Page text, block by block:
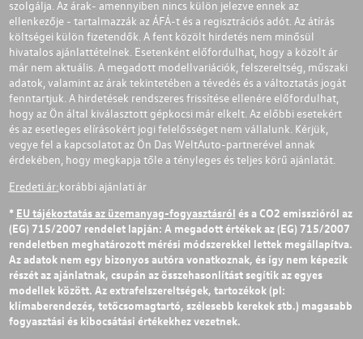
szolgálja. Az árak- amennyiben nincs külön jelezve ennek az
ellenkezője - tartalmazzák az ÁFÁ-t és a regisztrációs adót. Az átírás
költségei külön fizetendők. A fent közölt hirdetés nem minősül
hivatalos ajánlattételnek. Esetenként előfordulhat, hogy a közölt ár
már nem aktuális. A megadott modellvariációk, felszereltség, műszaki
adatok, valamint az árak tekintetében a tévedés és a változtatás jogát
fenntartjuk. A hirdetések rendszeres frissítése ellenére előfordulhat,
hogy az Ön által kiválasztott gépkocsi már elkelt. Az előbbi esetekért
és az esetleges elírásokért jogi felelősséget nem vállalunk. Kérjük,
vegye fel a kapcsolatot az Ön Das WeltAuto-partnerével annak
érdekében, hogy megkapja tőle a tényleges és teljes körű ajánlatát.
Eredeti ár:korábbi ajánlati ár
* EU tájékoztatás az üzemanyag-fogyasztásról és a CO2 emisszióról az
(EG) 715/2007 rendelet lapján: A megadott értékek az (EG) 715/2007
rendeletben meghatározott mérési módszerekkel lettek megállapítva.
Az adatok nem egy bizonyos autóra vonatkoznak, és így nem képezik
részét az ajánlatnak, csupán az összehasonlítást segítik az egyes
modellek között. Az extrafelszereltségek, tartozékok (pl:
klímaberendezés, tetőcsomagtartó, szélesebb kerekek stb.) magasabb
fogyasztási és kibocsátási értékekhez vezetnek.